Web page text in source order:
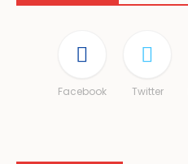
Facebook Twitter